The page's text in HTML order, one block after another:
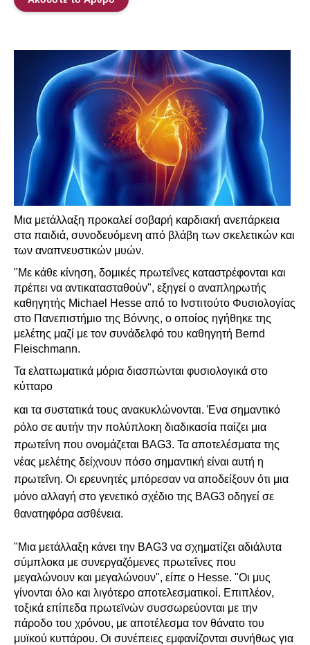
Μια μετάλλαξη προκαλεί σοβαρή καρδιακή ανεπάρκεια
στα παιδιά, συνοδευόμενη από βλάβη των σκελετικών και
των αναπνευστικών μυών.
"Με κάθε κίνηση, δομικές πρωτεΐνες καταστρέφονται και
πρέπει να αντικατασταθούν", εξηγεί ο αναπληρωτής
καθηγητής Michael Hesse από το Ινστιτούτο Φυσιολογίας
στο Πανεπιστήμιο της Βόννης, ο οποίος ηγήθηκε της
μελέτης μαζί με τον συνάδελφό του καθηγητή Bernd
Fleischmann.
Τα ελαττωματικά μόρια διασπώνται φυσιολογικά στο
κύτταρο
και τα συστατικά τους ανακυκλώνονται. Ένα σημαντικό
ρόλο σε αυτήν την πολύπλοκη διαδικασία παίζει μια
πρωτεΐνη που ονομάζεται BAG3. Τα αποτελέσματα της
νέας μελέτης δείχνουν πόσο σημαντική είναι αυτή η
πρωτεΐνη. Οι ερευνητές μπόρεσαν να αποδείξουν ότι μια
μόνο αλλαγή στο γενετικό σχέδιο της BAG3 οδηγεί σε
θανατηφόρα ασθένεια.
"Μια μετάλλαξη κάνει την BAG3 να σχηματίζει αδιάλυτα
σύμπλοκα με συνεργαζόμενες πρωτεΐνες που
μεγαλώνουν και μεγαλώνουν", είπε ο Hesse. "Οι μυς
γίνονται όλο και λιγότερο αποτελεσματικοί. Επιπλέον,
τοξικά επίπεδα πρωτεϊνών συσσωρεύονται με την
πάροδο του χρόνου, με αποτέλεσμα τον θάνατο του
μυϊκού κυττάρου. Οι συνέπειες εμφανίζονται συνήθως για